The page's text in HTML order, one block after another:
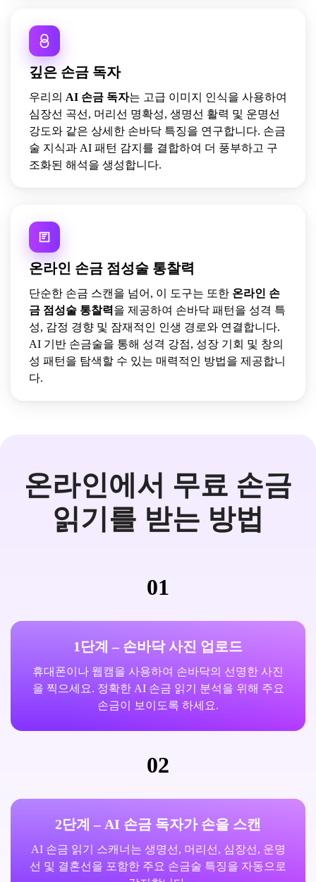
깊은 손금 독자
우리의 AI 손금 독자는 고급 이미지 인식을 사용하여
심장선 곡선, 머리선 명확성, 생명선 활력 및 운명선
강도와 같은 상세한 손바닥 특징을 연구합니다. 손금
술 지식과 AI 패턴 감지를 결합하여 더 풍부하고 구
조화된 해석을 생성합니다.
온라인 손금 점성술 통찰력
단순한 손금 스캔을 넘어, 이 도구는 또한 온라인 손
금 점성술 통찰력을 제공하여 손바닥 패턴을 성격 특
성, 감정 경향 및 잠재적인 인생 경로와 연결합니다.
AI 기반 손금술을 통해 성격 강점, 성장 기회 및 창의
성 패턴을 탐색할 수 있는 매력적인 방법을 제공합니
다.
온라인에서 무료 손금
읽기를 받는 방법
01
1단계 – 손바닥 사진 업로드
휴대폰이나 웹캠을 사용하여 손바닥의 선명한 사진
을 찍으세요. 정확한 AI 손금 읽기 분석을 위해 주요
손금이 보이도록 하세요.
02
2단계 – AI 손금 독자가 손을 스캔
AI 손금 읽기 스캐너는 생명선, 머리선, 심장선, 운명
선 및 결혼선을 포함한 주요 손금술 특징을 자동으로